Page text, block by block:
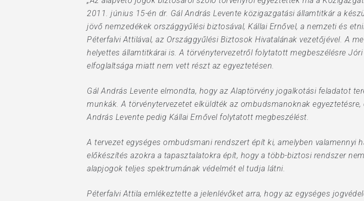
2011. június 15-én dr. Gál András Levente közigazgatási államtitkár a
jövő nemzedékek országgyűlési biztosával, Kállai Ernővel, a nemzeti és
Péterfalvi Attilával, az Országgyűlési Biztosok Hivatalának vezetőjével. A
helyettes államtitkárai is. A törvénytervezetről folytatott megbeszélésre
elfoglaltsága miatt nem vett részt az egyeztetésen.
Gál András Levente elmondta, hogy az Alaptörvény jogalkotási feladatot
munkák. A törvénytervezetet elküldték az ombudsmanoknak
András Levente pedig Kállai Ernővel folytatott megbeszélést.
A tervezet egységes ombudsmani rendszert épít ki, amelyben valamennyi
előkészítés azokra a tapasztalatokra épít, hogy a több-biztosi rendszer
alapjogok teljes spektrumának védelmét el tudja látni.
Péterfalvi Attila emlékeztette a jelenlévőket arra, hogy az egységes